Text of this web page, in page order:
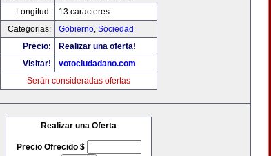
Longitud:
13 caracteres
Categorias:
Gobierno, Sociedad
Precio:
Realizar una oferta!
Visitar!
votociudadano.com
Serán consideradas ofertas
Realizar una Oferta
Precio Ofrecido $